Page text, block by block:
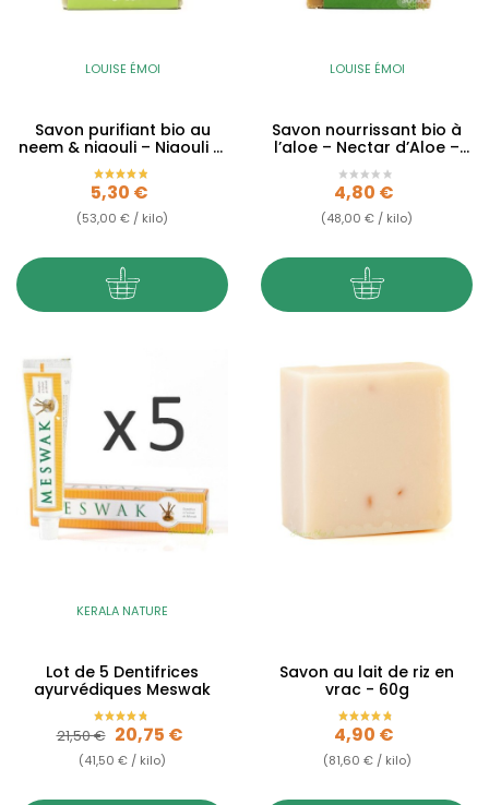
LOUISE ÉMOI
Savon purifiant bio au
neem & niaouli – Niaouli Ni
Bouton – 100g
Prix
5,30 €
(53,00 € / kilo)
LOUISE ÉMOI
Savon nourrissant bio à
l’aloe – Nectar d’Aloe –
Prix
4,80 €
(48,00 € / kilo)
KERALA NATURE
Lot de 5 Dentifrices
ayurvédiques Meswak
Prix de base
21,50 € Prix
20,75 €
(41,50 € / kilo)
Savon au lait de riz en
vrac - 60g
Prix
4,90 €
(81,60 € / kilo)